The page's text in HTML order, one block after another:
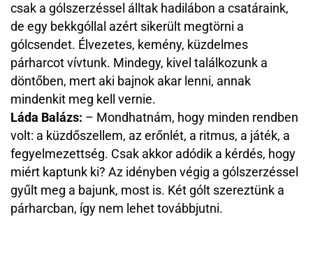
csak a gólszerzéssel álltak hadilábon a csatáraink,
de egy bekkgóllal azért sikerült megtörni a
gólcsendet. Élvezetes, kemény, küzdelmes
párharcot vívtunk. Mindegy, kivel találkozunk a
döntőben, mert aki bajnok akar lenni, annak
mindenkit meg kell vernie.
Láda Balázs: – Mondhatnám, hogy minden rendben
volt: a küzdőszellem, az erőnlét, a ritmus, a játék, a
fegyelmezettség. Csak akkor adódik a kérdés, hogy
miért kaptunk ki? Az idényben végig a gólszerzéssel
gyűlt meg a bajunk, most is. Két gólt szereztünk a
párharcban, így nem lehet továbbjutni.